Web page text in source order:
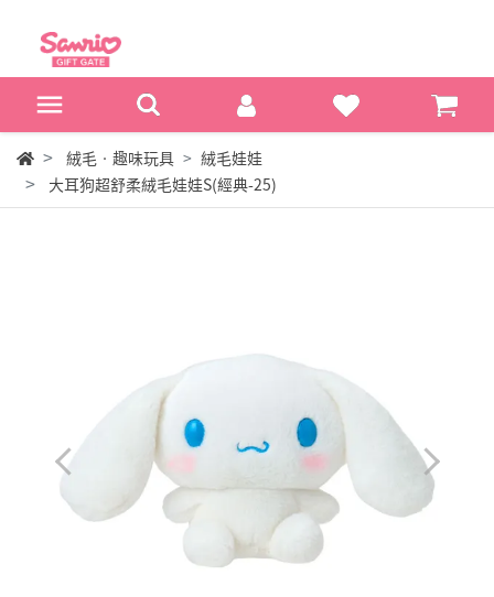
絨毛‧趣味玩具
絨毛娃娃
大耳狗超舒柔絨毛娃娃S(經典-25)